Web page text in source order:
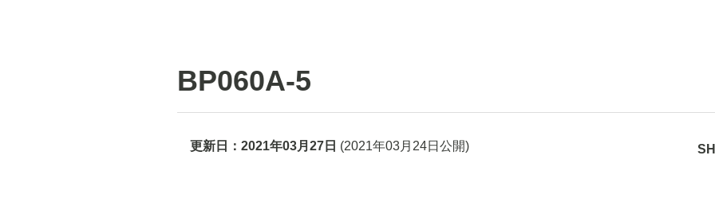
BP060A-5
更新日： 2021年03月27日 (2021年03月24日 公開)